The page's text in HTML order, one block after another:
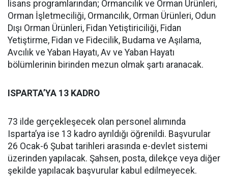
lisans programlarından; Ormancılık ve Orman Ürünleri,
Orman İşletmeciliği, Ormancılık, Orman Ürünleri, Odun
Dışı Orman Ürünleri, Fidan Yetiştiriciliği, Fidan
Yetiştirme, Fidan ve Fidecilik, Budama ve Aşılama,
Avcılık ve Yaban Hayatı, Av ve Yaban Hayatı
bölümlerinin birinden mezun olmak şartı aranacak.
ISPARTA’YA 13 KADRO
73 ilde gerçekleşecek olan personel alımında
Isparta’ya ise 13 kadro ayrıldığı öğrenildi. Başvurular
26 Ocak-6 Şubat tarihleri arasında e-devlet sistemi
üzerinden yapılacak. Şahsen, posta, dilekçe veya diğer
şekilde yapılacak başvurular kabul edilmeyecek.